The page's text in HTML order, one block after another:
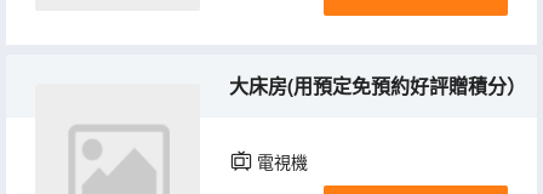
大床房(用預定免預約好評贈積分）
電視機